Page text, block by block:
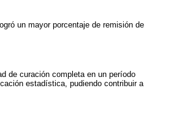
un mayor porcentaje de remisión de
de curación completa en un período
estadística, pudiendo contribuir a